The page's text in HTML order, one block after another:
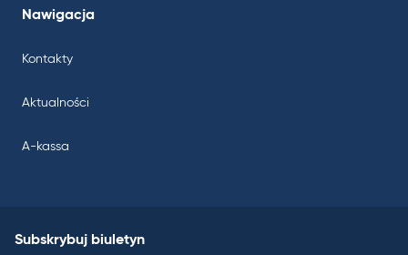
Nawigacja
Kontakty
Aktualności
A-kassa
Subskrybuj biuletyn